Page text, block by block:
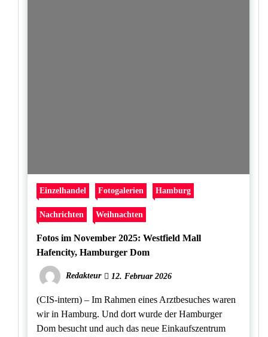
Einzelhandel Fotogalerien Hamburg
Nachrichten Weihnachten
Fotos im November 2025: Westfield Mall
Hafencity, Hamburger Dom
Redakteur 12. Februar 2026
(CIS-intern) – Im Rahmen eines Arztbesuches waren
wir in Hamburg. Und dort wurde der Hamburger
Dom besucht und auch das neue Einkaufszentrum